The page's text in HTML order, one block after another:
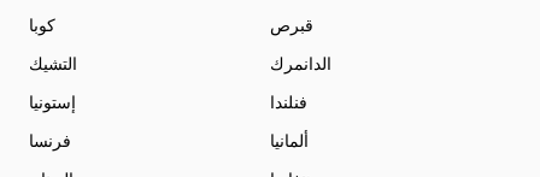
كوبا
قبرص
التشيك
الدانمرك
إستونيا
فنلندا
فرنسا
ألمانيا